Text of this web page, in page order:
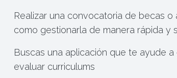
Realizar una convocatoria de becas o
como gestionarla de manera rápida y
Buscas una aplicación que te ayude
evaluar curriculums